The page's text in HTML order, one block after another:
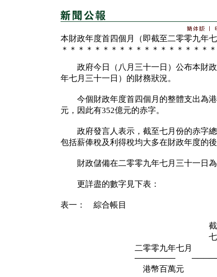
本財政年度首四個月（即截至二零零九年
＊＊＊＊＊＊＊＊＊＊＊＊＊＊＊＊＊＊
政府今日（八月三十一日）公布本財政
年七月三十一日）的財務狀況。
今個財政年度首四個月的整體支出為港
元，因此有352億元的赤字。
政府發言人表示，截至七月份的赤字總
包括薪俸稅及利得稅均大多在財政年度的
財政儲備在二零零九年七月三十一日為
更詳盡的數字見下表：
表一： 綜合帳目
截至二零零
七月三十一
二零零九年七月 四
───────
港幣百萬元 港幣